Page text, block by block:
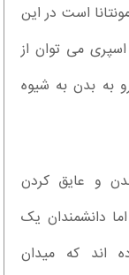
است در این
اسپری می توان از
به بدن به شیوه
و عایق کردن
دانشمندان یک
اند که میدان